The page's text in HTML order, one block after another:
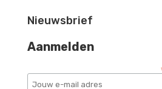
Nieuwsbrief
Aanmelden